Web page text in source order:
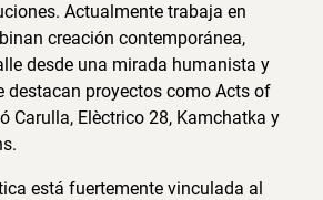
Actualmente trabaja en
creación contemporánea,
desde una mirada humanista y
destacan proyectos como Acts of
Carulla, Elèctrico 28, Kamchatka y
está fuertemente vinculada al